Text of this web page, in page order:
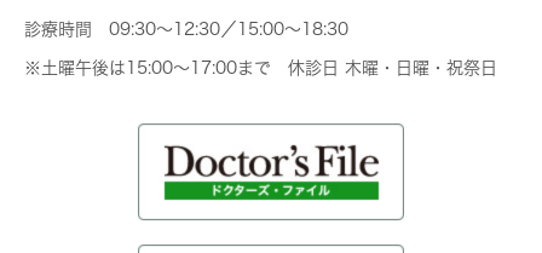
診療時間 09:30～12:30／15:00～18:30
※土曜午後は15:00～17:00まで 休診日 木曜・日曜・祝祭日